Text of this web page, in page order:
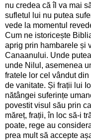
nu credea că îl va mai
sufletul lui nu putea
vede la momentul
Cum ne istoricește
aprig prin hambarele și
Canaanului. Unde
unde Nilul, asemenea
fratele lor cel vândut
de vanitate. Și frații lui
nătângei suferințe
povestit visul său prin
măreț, frații, în loc să-i
poate, rege au
prea mult să accepte